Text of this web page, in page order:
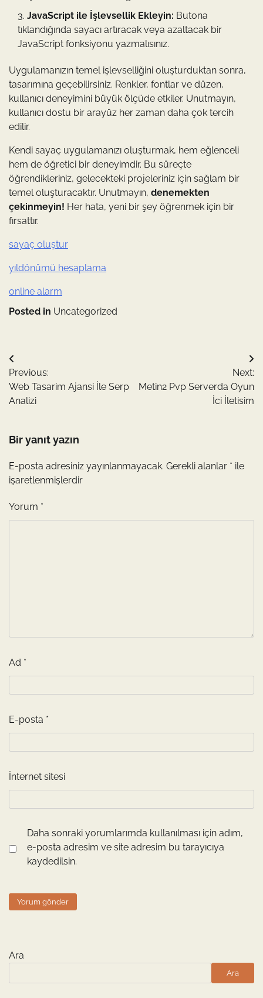
JavaScript ile İşlevsellik Ekleyin: Butona
tıklandığında sayacı artıracak veya azaltacak bir
JavaScript fonksiyonu yazmalısınız.
Uygulamanızın temel işlevselliğini oluşturduktan sonra,
tasarımına geçebilirsiniz. Renkler, fontlar ve düzen,
kullanıcı deneyimini büyük ölçüde etkiler. Unutmayın,
kullanıcı dostu bir arayüz her zaman daha çok tercih
edilir.
Kendi sayaç uygulamanızı oluşturmak, hem eğlenceli
hem de öğretici bir deneyimdir. Bu süreçte
öğrendikleriniz, gelecekteki projeleriniz için sağlam bir
temel oluşturacaktır. Unutmayın, denemekten
çekinmeyin! Her hata, yeni bir şey öğrenmek için bir
fırsattır.
sayaç oluştur
yıldönümü hesaplama
online alarm
Posted in Uncategorized
Yazı
gezinmesi
Previous:
Web Tasarim Ajansi İle Serp
Analizi
Next:
Metin2 Pvp Serverda Oyun
İci İletisim
Bir yanıt yazın
E-posta adresiniz yayınlanmayacak. Gerekli alanlar * ile
işaretlenmişlerdir
Yorum *
Ad *
E-posta *
İnternet sitesi
Daha sonraki yorumlarımda kullanılması için adım,
e-posta adresim ve site adresim bu tarayıcıya
kaydedilsin.
Ara
Ara